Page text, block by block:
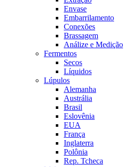
Envase
Embarrilamento
Conexões
Brassagem
Análize e Medição
Fermentos
Secos
Líquidos
Lúpulos
Alemanha
Austrália
Brasil
Eslovênia
EUA
França
Inglaterra
Polônia
Rep. Tcheca